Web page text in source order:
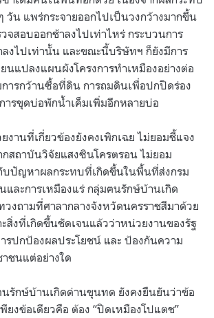
วัน แพร่กระจายออกไปเป็นวงกว้างมากขึ้น
วจสอบออกช้าลงไปเท่าไหร่ กระบวนการ
งไปเท่านั้น และขณะนี้บริษัทฯ ก็ยังมีการ
นแปลงแผนผังโครงการทำเหมืองอย่างต่อ
การกว้านซื้อที่ดิน การถมดินเพื่อปกปิดร่อง
ารขุดบ่อพักน้ำเค็มเพิ่มอีกหลายบ่อ
งานที่เกี่ยวข้องยังคงเพิกเฉย ไม่ยอมชี้แจง
กสถาบันวิจัยแสงซินโครตรอน ไม่ยอม
บปัญหาผลกระทบที่เกิดขึ้นในพื้นที่ส่งกรม
ละการเหมืองแร่ กลุ่มฅนรักษ์บ้านเกิด
งถามที่ศาลากลางจังหวัดนครราชสีมาด้วย
ะสิ่งที่เกิดขึ้นชัดเจนแล้วว่าหน่วยงานของรัฐ
รปกป้องผลประโยชน์ และ ป้องกันความ
ชนแต่อย่างใด
นรักษ์บ้านเกิดด่านขุนทด ยังคงยืนยันว่าข้อ
พียงข้อเดียวคือ ต้อง “ปิดเหมืองโปแตช”